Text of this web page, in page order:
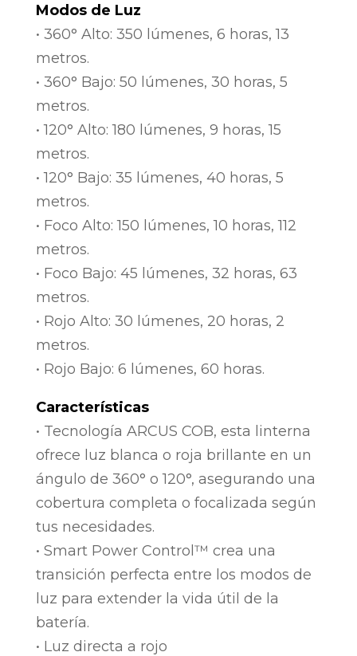
Modos de Luz
• 360° Alto: 350 lúmenes, 6 horas, 13
metros.
• 360° Bajo: 50 lúmenes, 30 horas, 5
metros.
• 120° Alto: 180 lúmenes, 9 horas, 15
metros.
• 120° Bajo: 35 lúmenes, 40 horas, 5
metros.
• Foco Alto: 150 lúmenes, 10 horas, 112
metros.
• Foco Bajo: 45 lúmenes, 32 horas, 63
metros.
• Rojo Alto: 30 lúmenes, 20 horas, 2
metros.
• Rojo Bajo: 6 lúmenes, 60 horas.
Características
• Tecnología ARCUS COB, esta linterna
ofrece luz blanca o roja brillante en un
ángulo de 360° o 120°, asegurando una
cobertura completa o focalizada según
tus necesidades.
• Smart Power Control™ crea una
transición perfecta entre los modos de
luz para extender la vida útil de la
batería.
• Luz directa a rojo